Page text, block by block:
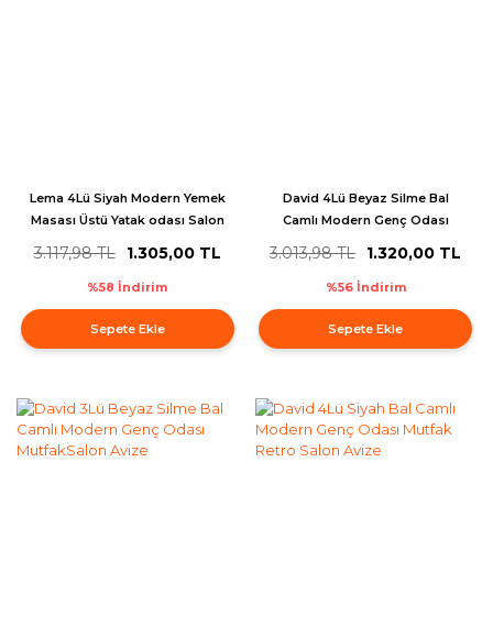
Lema 4Lü Siyah Modern Yemek
Masası Üstü Yatak odası Salon
3.117,98 TL 1.305,00 TL
%58 İndirim
Sepete Ekle
David 4Lü Beyaz Silme Bal
Camlı Modern Genç Odası
3.013,98 TL 1.320,00 TL
%56 İndirim
Sepete Ekle